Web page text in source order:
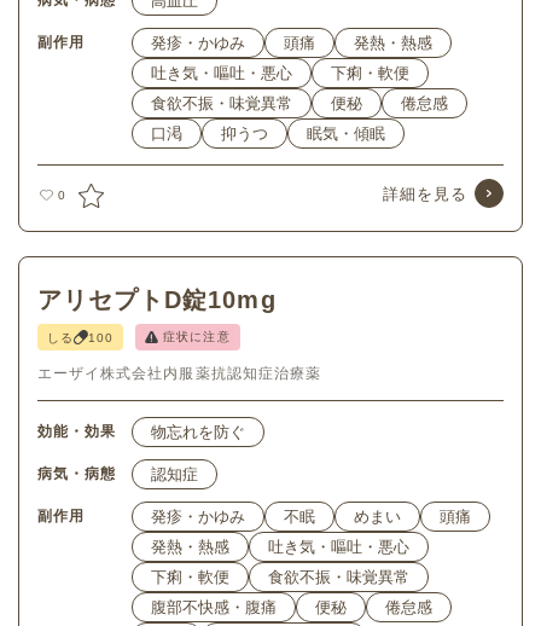
0
副作用 発疹・かゆみ 頭痛
発熱・熱感
吐き気・嘔吐・悪心
下痢・軟便
食欲不振・味覚異常
便秘
倦怠感
口渇
抑うつ 眠気・傾眠
詳細を見る
アリセプトD錠10mg
しる 100 症状に注意
エーザイ株式会社 内服薬抗認知症治療薬
効能・効果 物忘れを防ぐ
病気・病態 認知症
副作用 発疹・かゆみ 不眠 めまい
頭痛
発熱・熱感
吐き気・嘔吐・悪心
下痢・軟便
食欲不振・味覚異常
腹部不快感・腹痛
便秘
倦怠感